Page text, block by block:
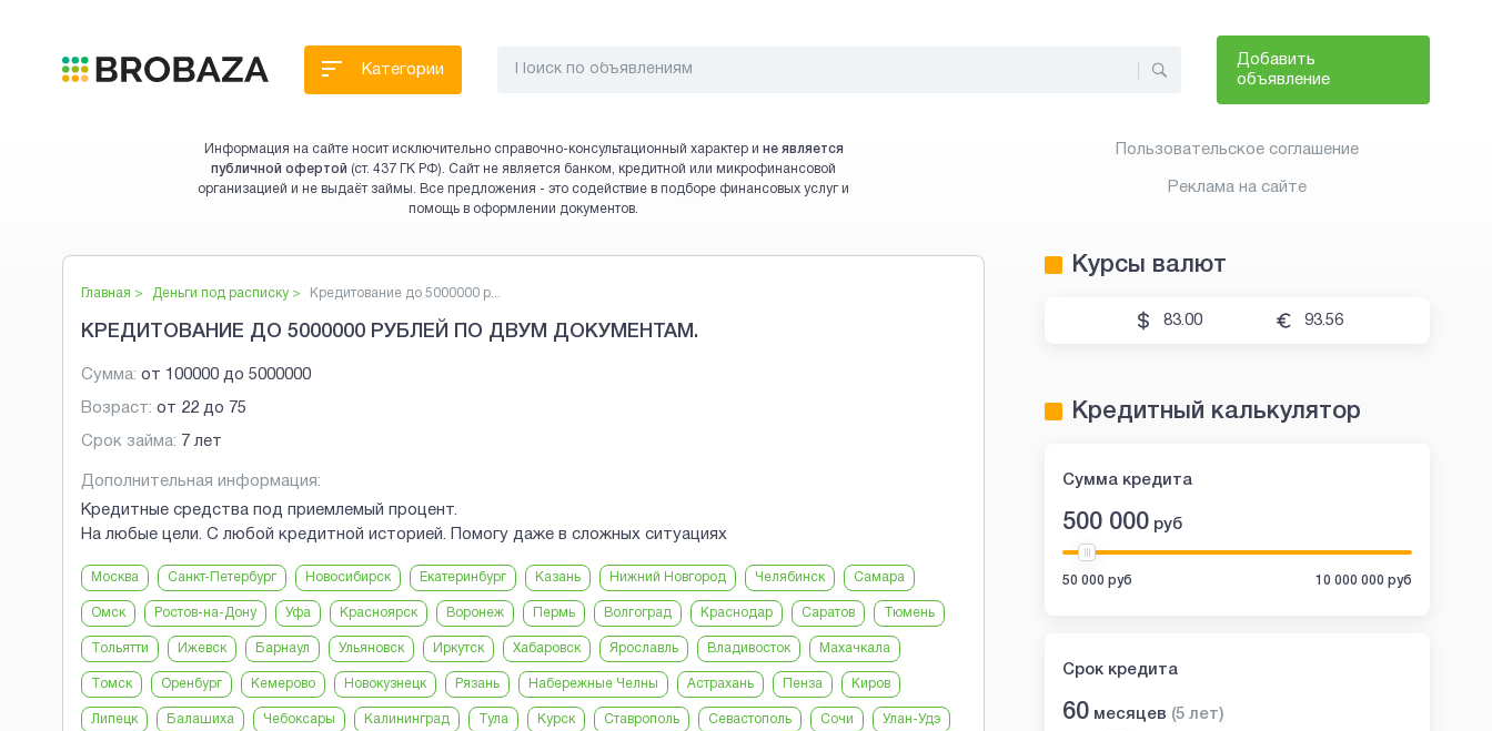
Добавить
объявление
Категории
Информация на сайте носит исключительно справочно-консультационный характер и не является
публичной офертой (ст. 437 ГК РФ). Сайт не является банком, кредитной или микрофинансовой
организацией и не выдаёт займы. Все предложения - это содействие в подборе финансовых услуг и
помощь в оформлении документов.
Главная > Деньги под расписку > Кредитование до 5000000 р...
КРЕДИТОВАНИЕ ДО 5000000 РУБЛЕЙ ПО ДВУМ ДОКУМЕНТАМ.
Сумма: от 100000 до 5000000
Возраст: от 22 до 75
Срок займа: 7 лет
Дополнительная информация:
Кредитные средства под приемлемый процент.
На любые цели. С любой кредитной историей. Помогу даже в сложных ситуациях
Москва Санкт-Петербург Новосибирск Екатеринбург Казань Нижний Новгород Челябинск Самара
Омск Ростов-на-Дону Уфа Красноярск Воронеж Пермь Волгоград Краснодар Саратов Тюмень
Тольятти Ижевск Барнаул Ульяновск Иркутск Хабаровск Ярославль Владивосток Махачкала
Томск Оренбург Кемерово Новокузнецк Рязань Набережные Челны Астрахань Пенза Киров
Липецк Балашиха Чебоксары Калининград Тула Курск Ставрополь Севастополь Сочи Улан-Удэ
Пользовательское соглашение
Реклама на сайте
Курсы валют
83.00 93.56
Кредитный калькулятор
Сумма кредита
500 000 руб
50 000 руб 10 000 000 руб
Срок кредита
60 месяцев (5 лет)